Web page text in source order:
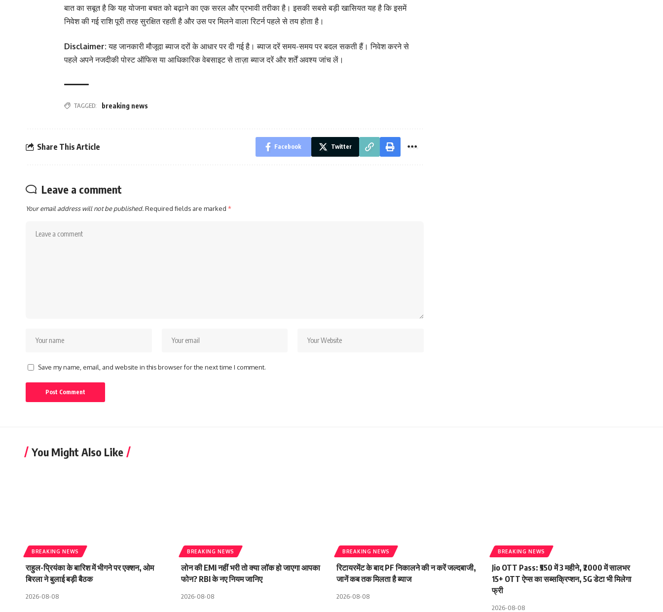
बात का सबूत है कि यह योजना बचत को बढ़ाने का एक सरल और प्रभावी तरीका है। इसकी सबसे बड़ी खासियत यह है कि इसमें
निवेश की गई राशि पूरी तरह सुरक्षित रहती है और उस पर मिलने वाला रिटर्न पहले से तय होता है।
Disclaimer: यह जानकारी मौजूदा ब्याज दरों के आधार पर दी गई है। ब्याज दरें समय-समय पर बदल सकती हैं। निवेश करने से
पहले अपने नजदीकी पोस्ट ऑफिस या आधिकारिक वेबसाइट से ताज़ा ब्याज दरें और शर्तें अवश्य जांच लें।
TAGGED: breaking news
Share This Article Facebook Twitter
Leave a comment
Your email address will not be published.Required fields are marked *
Save my name, email, and website in this browser for the next time I comment.
You Might Also Like
BREAKING NEWS
राहुल-प्रियंका के बारिश में भीगने पर एक्शन, ओम
बिरला ने बुलाई बड़ी बैठक
2026-08-08
BREAKING NEWS
लोन की EMI नहीं भरी तो क्या लॉक हो जाएगा आपका
फोन? RBI के नए नियम जानिए
2026-08-08
BREAKING NEWS
रिटायरमेंट के बाद PF निकालने की न करें जल्दबाजी,
जानें कब तक मिलता है ब्याज
2026-08-08
BREAKING NEWS
Jio OTT Pass: ₹550 में 3 महीने, ₹2000 में सालभर
15+ OTT ऐप्स का सब्सक्रिप्शन, 5G डेटा भी मिलेगा
फ्री
2026-08-08